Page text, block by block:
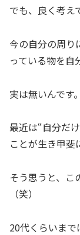
でも、良く考え
今の自分の周り
っている物を自
実は無いんです。
最近は“自分だ
ことが生き甲斐
そう思うと、こ
（笑）
20代くらいま